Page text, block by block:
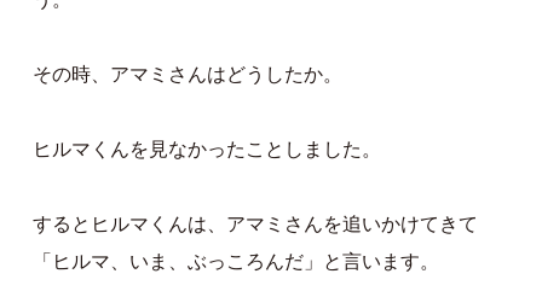
その時、アマミさんはどうしたか。
ヒルマくんを見なかったことしました。
するとヒルマくんは、アマミさんを追いかけてきて
「ヒルマ、いま、ぶっころんだ」と言います。